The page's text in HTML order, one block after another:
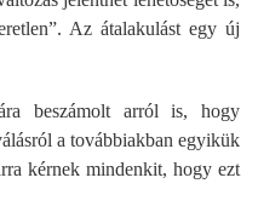
Az átalakulást egy új
beszámolt arról is, hogy
a továbbiakban egyikük
kérnek mindenkit, hogy ezt